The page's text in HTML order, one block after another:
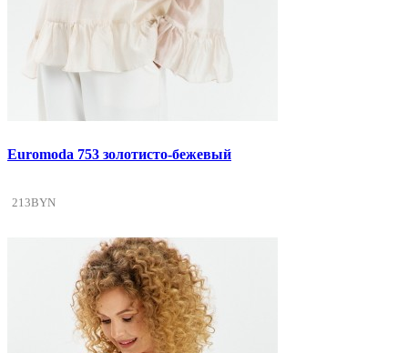
Euromoda 753 золотисто-бежевый
213BYN